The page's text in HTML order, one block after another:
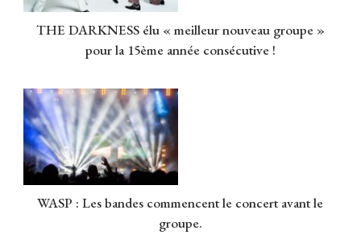
THE DARKNESS élu « meilleur nouveau groupe »
pour la 15ème année consécutive !
WASP : Les bandes commencent le concert avant le
groupe.